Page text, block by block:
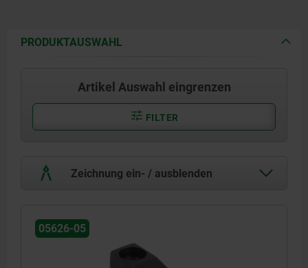
PRODUKTAUSWAHL
Artikel Auswahl eingrenzen
FILTER
Zeichnung ein- / ausblenden
05626-05